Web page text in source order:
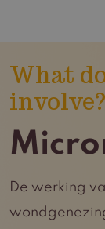
What
involve?
De werking